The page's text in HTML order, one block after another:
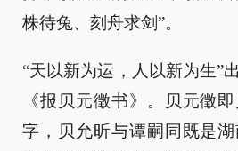
株待兔、刻舟求剑”。
“天以新为运，人以新为生”
《报贝元徵书》。贝元徵
字，贝允昕与谭嗣同既是